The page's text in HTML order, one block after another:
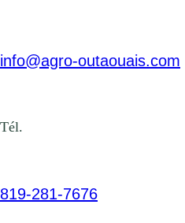
info@agro-outaouais.com
Tél.
819-281-7676